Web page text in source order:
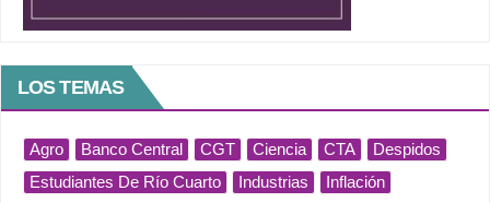
LOS TEMAS
Agro Banco Central CGT Ciencia CTA
Despidos
Estudiantes De Río Cuarto
Industrias
Inflación